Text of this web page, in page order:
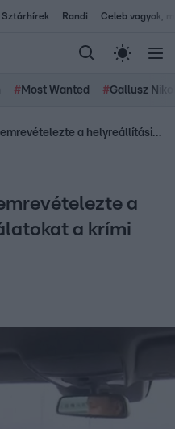
Sztárhírek Randi Celeb vagyok,
# Most Wanted #Gallusz
Vlagyimir Putyin szemrevételezte a helyreállítási munkálatokat a krími hídon
a
a krími